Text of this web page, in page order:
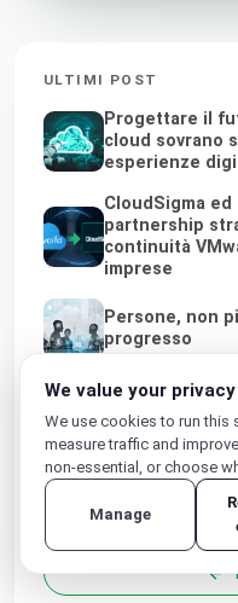
ULTIMI POST
Progettare il
cloud sovrano
esperienze
CloudSigma
partnership
continuità
imprese
Persone, non
progresso
Dallo Shadow
futuro dell'AI
Potenziare i
soluzioni
dagli
We value your privacy
We use cookies to run this
measure traffic and
non-essential, or choose
Manage